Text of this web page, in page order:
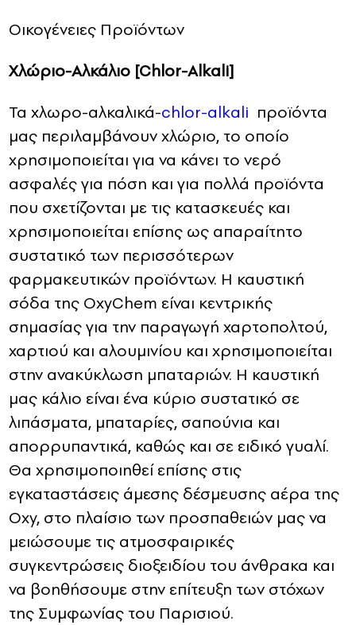
Οικογένειες Προϊόντων
Χλώριο-Αλκάλιο [Chlor-Alkali]
Τα χλωρο-αλκαλικά-chlor-alkali προϊόντα
μας περιλαμβάνουν χλώριο, το οποίο
χρησιμοποιείται για να κάνει το νερό
ασφαλές για πόση και για πολλά προϊόντα
που σχετίζονται με τις κατασκευές και
χρησιμοποιείται επίσης ως απαραίτητο
συστατικό των περισσότερων
φαρμακευτικών προϊόντων. Η καυστική
σόδα της OxyChem είναι κεντρικής
σημασίας για την παραγωγή χαρτοπολτού,
χαρτιού και αλουμινίου και χρησιμοποιείται
στην ανακύκλωση μπαταριών. Η καυστική
μας κάλιο είναι ένα κύριο συστατικό σε
λιπάσματα, μπαταρίες, σαπούνια και
απορρυπαντικά, καθώς και σε ειδικό γυαλί.
Θα χρησιμοποιηθεί επίσης στις
εγκαταστάσεις άμεσης δέσμευσης αέρα της
Oxy, στο πλαίσιο των προσπαθειών μας να
μειώσουμε τις ατμοσφαιρικές
συγκεντρώσεις διοξειδίου του άνθρακα και
να βοηθήσουμε στην επίτευξη των στόχων
της Συμφωνίας του Παρισιού.